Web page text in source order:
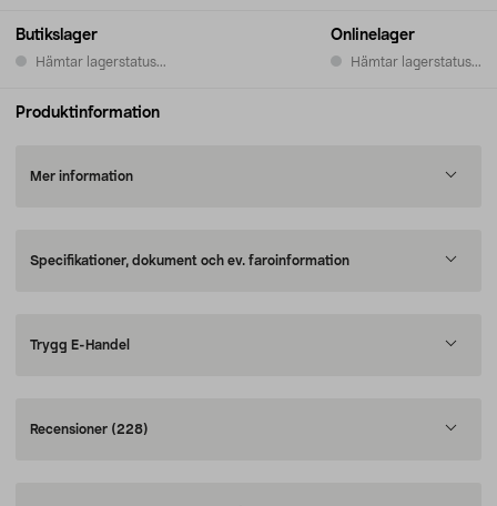
Butikslager
Hämtar lagerstatus...
Onlinelager
Hämtar lagerstatus...
Produktinformation
Mer information
Specifikationer, dokument och ev. faroinformation
Trygg E-Handel
Recensioner (228)